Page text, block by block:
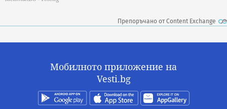
Препоръчано от Content Exchange
Мобилното приложение на
Vesti.bg